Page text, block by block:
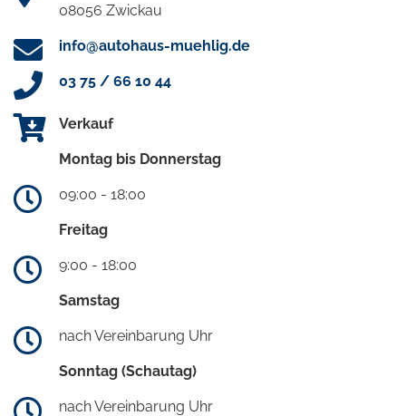
08056 Zwickau
info@autohaus-muehlig.de
03 75 / 66 10 44
Verkauf
Montag bis Donnerstag
09:00 - 18:00
Freitag
9:00 - 18:00
Samstag
nach Vereinbarung Uhr
Sonntag (Schautag)
nach Vereinbarung Uhr